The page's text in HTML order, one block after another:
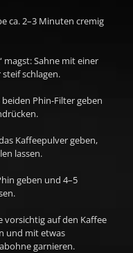
ca. 2–3 Minuten cremig
magst: Sahne mit einer
schlagen.
Phin-Filter geben
Kaffeepulver geben,
lassen.
geben und 4–5
vorsichtig auf den Kaffee
und mit etwas
garnieren.